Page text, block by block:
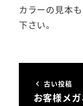
カラーの見本
下さい。
古い投稿
お客様メ